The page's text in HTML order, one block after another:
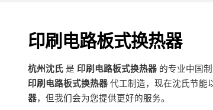
印刷电路板式换热器
杭州沈氏是 印刷电路板式换热器的专业中国
印刷电路板式换热器代工制造，现在沈氏节能
器，但我们会为您提供更好的服务。